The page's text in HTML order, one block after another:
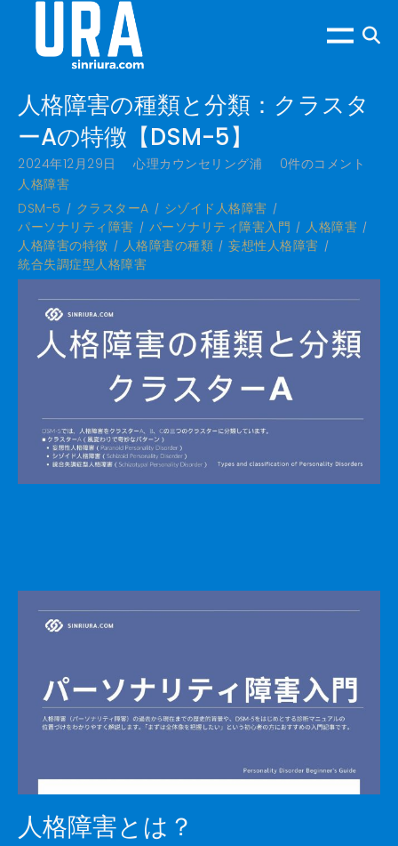
人格障害の種類と分類：クラスタ
ーAの特徴【DSM-5】
2024年12月29日 心理カウンセリング浦
0件のコメント
人格障害
DSM-5
クラスターA
シゾイド人格障害
パーソナリティ障害
パーソナリティ障害入門
人格障害
人格障害の特徴
人格障害の種類
妄想性人格障害
統合失調症型人格障害
人格障害とは？